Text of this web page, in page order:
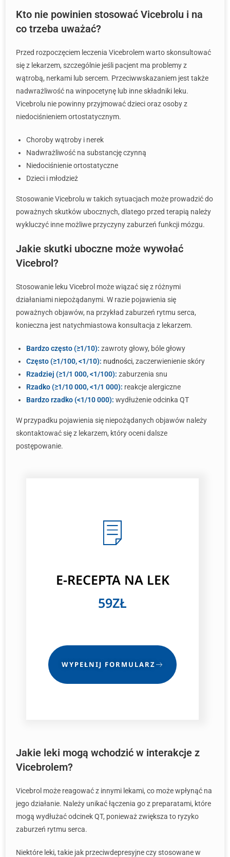
Kto nie powinien stosować Vicebrolu i na
co trzeba uważać?
Przed rozpoczęciem leczenia Vicebrolem warto skonsultować
się z lekarzem, szczególnie jeśli pacjent ma problemy z
wątrobą, nerkami lub sercem. Przeciwwskazaniem jest także
nadwrażliwość na winpocetynę lub inne składniki leku.
Vicebrolu nie powinny przyjmować dzieci oraz osoby z
niedociśnieniem ortostatycznym.
Choroby wątroby i nerek
Nadwrażliwość na substancję czynną
Niedociśnienie ortostatyczne
Dzieci i młodzież
Stosowanie Vicebrolu w takich sytuacjach może prowadzić do
poważnych skutków ubocznych, dlatego przed terapią należy
wykluczyć inne możliwe przyczyny zaburzeń funkcji mózgu.
Jakie skutki uboczne może wywołać
Vicebrol?
Stosowanie leku Vicebrol może wiązać się z różnymi
działaniami niepożądanymi. W razie pojawienia się
poważnych objawów, na przykład zaburzeń rytmu serca,
konieczna jest natychmiastowa konsultacja z lekarzem.
Bardzo często (≥1/10): zawroty głowy, bóle głowy
Często (≥1/100, <1/10): nudności, zaczerwienienie skóry
Rzadziej (≥1/1 000, <1/100): zaburzenia snu
Rzadko (≥1/10 000, <1/1 000): reakcje alergiczne
Bardzo rzadko (<1/10 000): wydłużenie odcinka QT
W przypadku pojawienia się niepożądanych objawów należy
skontaktować się z lekarzem, który oceni dalsze
postępowanie.
E-RECEPTA NA LEK
59ZŁ
WYPEŁNIJ FORMULARZ
Jakie leki mogą wchodzić w interakcje z
Vicebrolem?
Vicebrol może reagować z innymi lekami, co może wpłynąć na
jego działanie. Należy unikać łączenia go z preparatami, które
mogą wydłużać odcinek QT, ponieważ zwiększa to ryzyko
zaburzeń rytmu serca.
Niektóre leki, takie jak przeciwdepresyjne czy stosowane w